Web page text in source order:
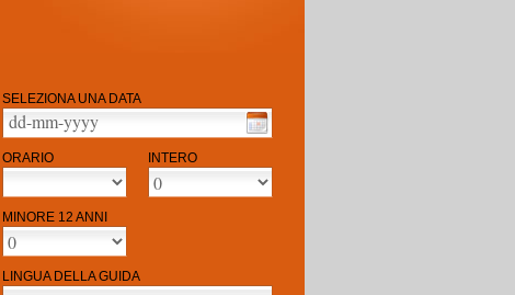
SELEZIONA UNA DATA
ORARIO INTERO
MINORE 12 ANNI
LINGUA DELLA GUIDA